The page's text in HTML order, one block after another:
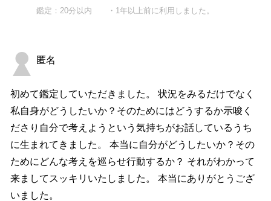
鑑定：20分以内 ・1年以上前に利用しました。
匿名
初めて鑑定していただきました。 状況をみるだけでなく
私自身がどうしたいか？そのためにはどうするか示唆く
ださり自分で考えようという気持ちがお話しているうち
に生まれてきました。 本当に自分がどうしたいか？その
ためにどんな考えを巡らせ行動するか？ それがわかって
来ましてスッキリいたしました。 本当にありがとうござ
いました。